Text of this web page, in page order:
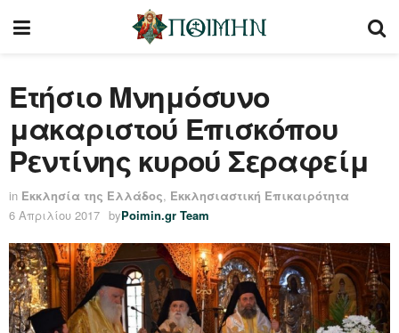
Ετήσιο Μνημόσυνο
μακαριστού Επισκόπου
Ρεντίνης κυρού Σεραφείμ
in Εκκλησία της Ελλάδος, Εκκλησιαστική Επικαιρότητα
6 Απριλίου 2017 byPoimin.gr Team